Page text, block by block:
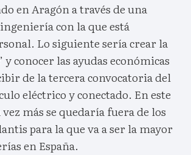
en Aragón a través de una
con la que está
Lo siguiente sería crear la
conocer las ayudas económicas
de la tercera convocatoria del
eléctrico y conectado. En este
más se quedaría fuera de los
para la que va a ser la mayor
en España.